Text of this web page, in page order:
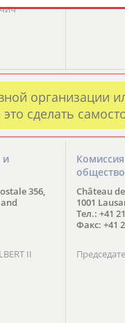
организации
сделать
и
356,
II
Château
1001
Тел.: +41
Факс: +41